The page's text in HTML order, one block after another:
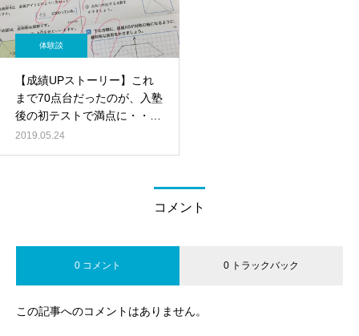
体験談
【成績UPストーリー】これ
まで70点台だったのが、入塾
後の初テストで満点に・・・
小学６年
2019.05.24
コメント
0 コメント 0 トラックバック
この記事へのコメントはありません。